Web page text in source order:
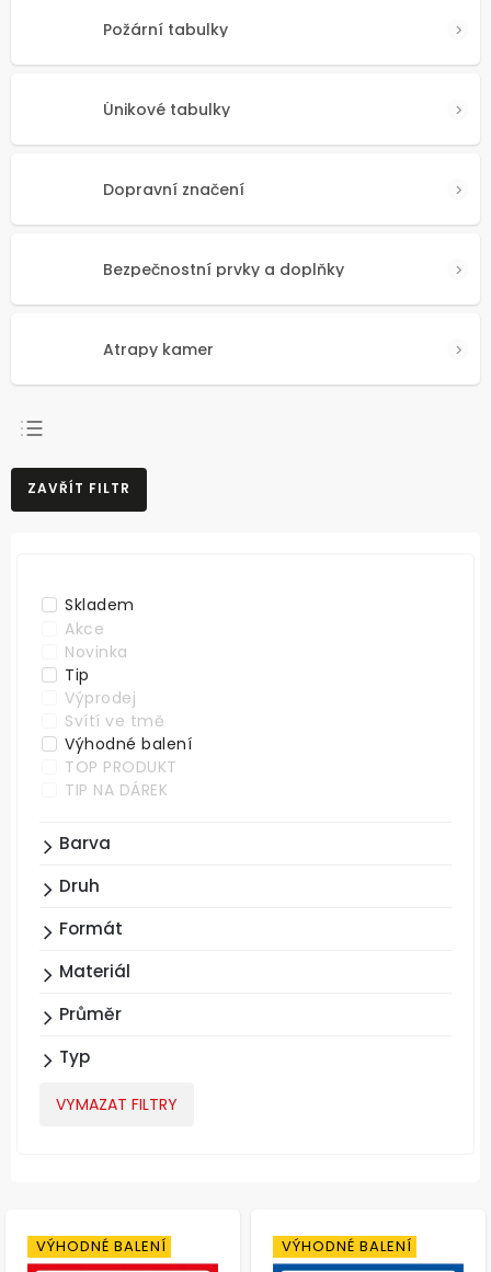
Požární tabulky
Únikové tabulky
Dopravní značení
Bezpečnostní prvky a doplňky
Atrapy kamer
NEJPRODÁVANĚJŠÍ
NEJLEVNĚJŠÍ
ZAVŘÍT FILTR
Skladem
Akce
Novinka
Tip
Výprodej
Svítí ve tmě
Výhodné balení
TOP PRODUKT
TIP NA DÁREK
Barva
Druh
Formát
Materiál
Průměr
Typ
VYMAZAT FILTRY
VÝHODNÉ BALENÍ VÝHODNÉ BALENÍ